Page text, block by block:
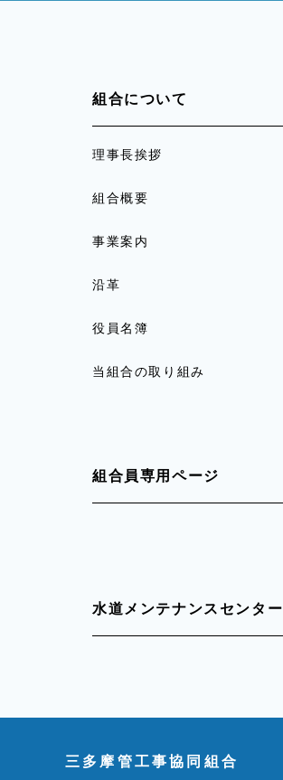
組合について
理事長挨拶
組合概要
事業案内
沿革
役員名簿
当組合の取り組み
組合員専用ページ
水道メンテナンスセンター
三多摩管工事協同組合